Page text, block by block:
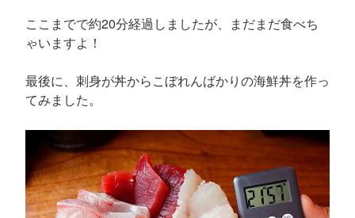
ここまでで約20分経過しましたが、まだまだ食べち
ゃいますよ！
最後に、刺身が丼からこぼれんばかりの海鮮丼を作っ
てみました。